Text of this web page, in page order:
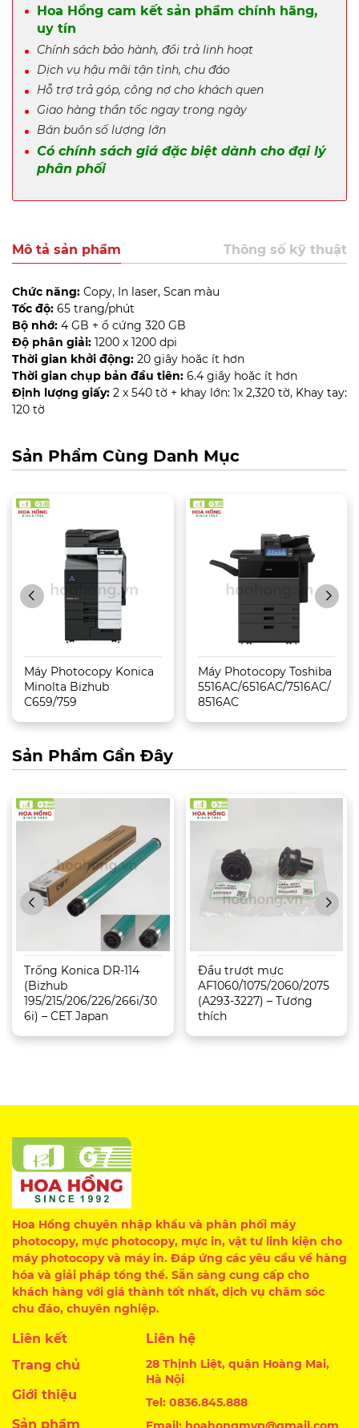
Hoa Hồng cam kết sản phẩm chính hãng,
uy tín
Chính sách bảo hành, đổi trả linh hoạt
Dịch vụ hậu mãi tận tình, chu đáo
Hỗ trợ trả góp, công nợ cho khách quen
Giao hàng thần tốc ngay trong ngày
Bán buôn số lượng lớn
Có chính sách giá đặc biệt dành cho đại lý
phân phối
Mô tả sản phẩm Thông số kỹ thuật
Chức năng: Copy, In laser, Scan màu
Tốc độ: 65 trang/phút
Bộ nhớ: 4 GB + ổ cứng 320 GB
Độ phân giải: 1200 x 1200 dpi
Thời gian khởi động: 20 giây hoặc ít hơn
Thời gian chụp bản đầu tiên: 6.4 giây hoặc ít hơn
Định lượng giấy: 2 x 540 tờ + khay lớn: 1x 2,320 tờ, Khay tay:
120 tờ
Sản Phẩm Cùng Danh Mục
Máy Photocopy Konica
Minolta Bizhub
C659/759
Máy Photocopy Toshiba
5516AC/6516AC/7516AC/
8516AC
Sản Phẩm Gần Đây
Trống Konica DR-114
(Bizhub
195/215/206/226/266i/30
6i) – CET Japan
Đầu trượt mực
AF1060/1075/2060/2075
(A293-3227) – Tương
thích
Hoa Hồng chuyên nhập khẩu và phân phối máy
photocopy, mực photocopy, mực in, vật tư linh kiện cho
máy photocopy và máy in. Đáp ứng các yêu cầu về hàng
hóa và giải pháp tổng thể. Sẵn sàng cung cấp cho
khách hàng với giá thành tốt nhất, dịch vụ chăm sóc
chu đáo, chuyên nghiệp.
Liên kết
Trang chủ
Giới thiệu
Sản phẩm
Liên hệ
28 Thịnh Liệt, quận Hoàng Mai,
Hà Nội
Tel: 0836.845.888